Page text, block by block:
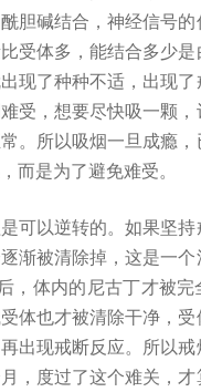
胆碱结合，神经信号
比受体多，能结合多少
现了种种不适，出现了
受，想要尽快吸一颗
。所以吸烟一旦成瘾
而是为了避免难受。
可以逆转的。如果坚
渐被清除掉，这是一个
，体内的尼古丁才被完
体也才被清除干净，
出现戒断反应。所以戒
，度过了这个难关，才